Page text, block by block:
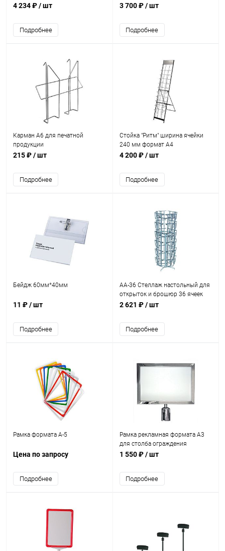
160 мест H=194.5 B=46 L= 44 cm
4 234 ₽/ шт
Подробнее
3 700 ₽/ шт
Подробнее
Карман А6 для печатной
продукции
215 ₽/ шт
Подробнее
Стойка "Ритм" ширина ячейки
240 мм формат А4
4 200 ₽/ шт
Подробнее
Бейдж 60мм*40мм
11 ₽/ шт
Подробнее
AA-36 Стеллаж настольный для
открыток и брошюр 36 ячеек
2 621 ₽/ шт
Подробнее
Рамка формата А-5
Цена по запросу
Подробнее
Рамка рекламная формата А3
для столба ограждения
1 550 ₽/ шт
Подробнее